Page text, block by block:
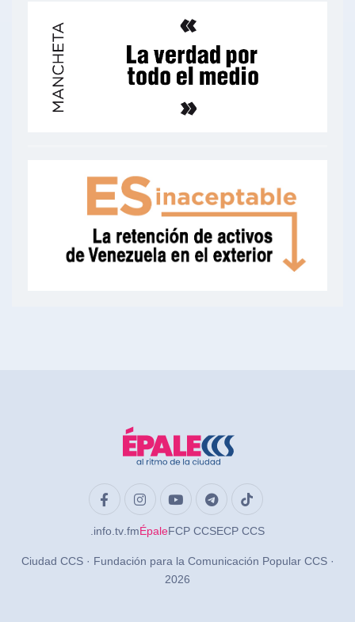
.info.tv.fmÉpaleFCP CCSECP CCS
Ciudad CCS · Fundación para la Comunicación Popular CCS ·
2026